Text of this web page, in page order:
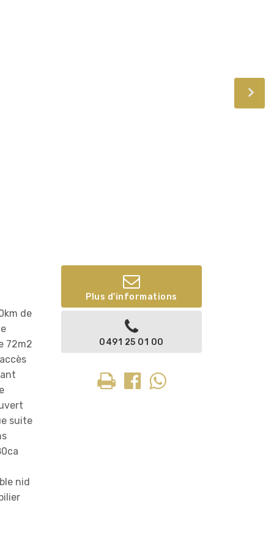
de
72m2
suite
nid
Plus d'informations
0491 25 01 00